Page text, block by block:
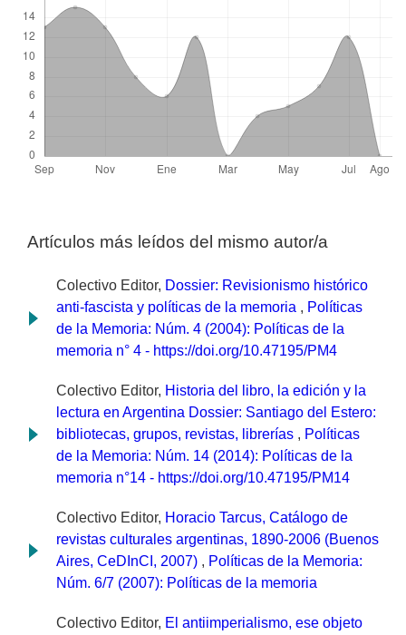
Artículos más leídos del mismo autor/a
Colectivo Editor, Dossier: Revisionismo histórico
anti-fascista y políticas de la memoria , Políticas
de la Memoria: Núm. 4 (2004): Políticas de la
memoria n° 4 - https://doi.org/10.47195/PM4
Colectivo Editor, Historia del libro, la edición y la
lectura en Argentina Dossier: Santiago del Estero:
bibliotecas, grupos, revistas, librerías , Políticas
de la Memoria: Núm. 14 (2014): Políticas de la
memoria n°14 - https://doi.org/10.47195/PM14
Colectivo Editor, Horacio Tarcus, Catálogo de
revistas culturales argentinas, 1890-2006 (Buenos
Aires, CeDInCI, 2007) , Políticas de la Memoria:
Núm. 6/7 (2007): Políticas de la memoria
Colectivo Editor, El antiimperialismo, ese objeto